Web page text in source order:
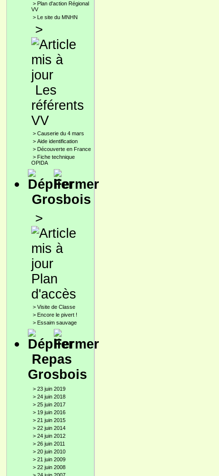
> Plan d'action Régional
VV
> Le site du MNHN
>
Les
référents
VV
> Causerie du 4 mars
> Aide identification
> Découverte en France
> Fiche technique
OPIDA
Grosbois
>
Plan
d'accès
> Visite de Classe
> Encore le pivert !
> Essaim sauvage
Repas
Grosbois
> 23 juin 2019
> 24 juin 2018
> 25 juin 2017
> 19 juin 2016
> 21 juin 2015
> 22 juin 2014
> 24 juin 2012
> 26 juin 2011
> 20 juin 2010
> 21 juin 2009
> 22 juin 2008